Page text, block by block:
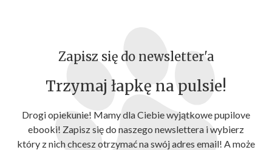
Zapisz się do newsletter'a
Trzymaj łapkę na pulsie!
Drogi opiekunie! Mamy dla Ciebie wyjątkowe pupilove
ebooki! Zapisz się do naszego newslettera i wybierz
który z nich chcesz otrzymać na swój adres email! A może